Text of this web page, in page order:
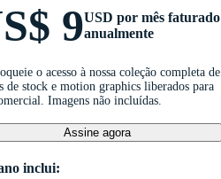
9USD por mês faturado
anualmente
o acesso à nossa coleção completa de
de stock e motion graphics liberados para
Imagens não incluídas.
Assine agora
inclui: